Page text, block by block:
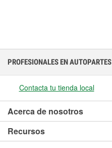
PROFESIONALES EN AUTOPARTES
Contacta tu tienda local
Acerca de nosotros
Recursos